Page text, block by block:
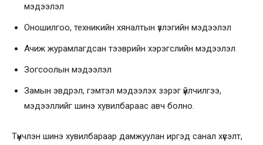
мэдээлэл
Оношилгоо, техникийн хяналтын үзлэгийн мэдээлэл
Ачиж журамлагдсан тээврийн хэрэгслийн мэдээлэл
Зогсоолын мэдээлэл
Замын эвдрэл, гэмтэл мэдээлэх зэрэг үйлчилгээ,
мэдээллийг шинэ хувилбараас авч болно.
Түүнчлэн шинэ хувилбараар дамжуулан иргэд санал хүсэлт,